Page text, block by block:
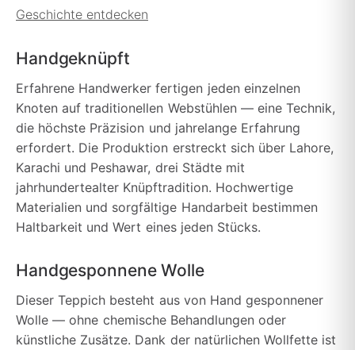
Geschichte entdecken
Handgeknüpft
Erfahrene Handwerker fertigen jeden einzelnen
Knoten auf traditionellen Webstühlen — eine Technik,
die höchste Präzision und jahrelange Erfahrung
erfordert. Die Produktion erstreckt sich über Lahore,
Karachi und Peshawar, drei Städte mit
jahrhundertealter Knüpftradition. Hochwertige
Materialien und sorgfältige Handarbeit bestimmen
Haltbarkeit und Wert eines jeden Stücks.
Handgesponnene Wolle
Dieser Teppich besteht aus von Hand gesponnener
Wolle — ohne chemische Behandlungen oder
künstliche Zusätze. Dank der natürlichen Wollfette ist